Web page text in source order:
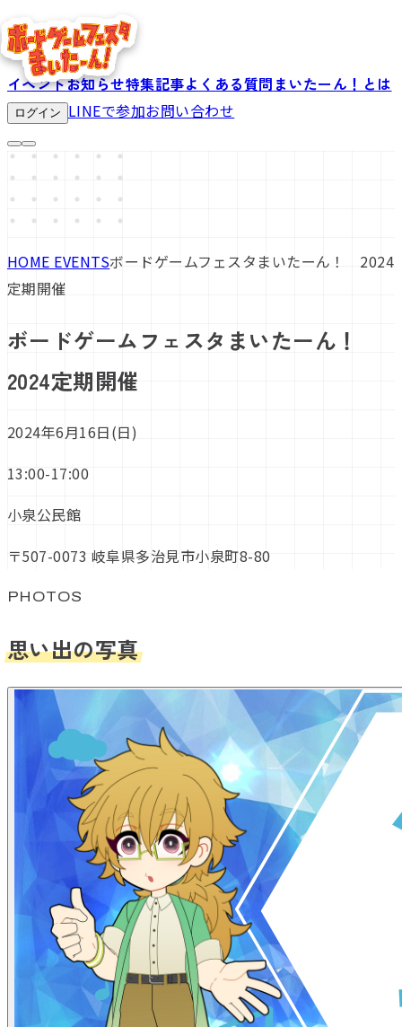
イベントお知らせ特集記事よくある質問 まいたーん！とは
ログイン LINEで参加お問い合わせ
HOME EVENTSボードゲームフェスタまいたーん！ 2024
定期開催
ボードゲームフェスタまいたーん！
2024定期開催
2024年6月16日(日)
13:00-17:00
小泉公民館
〒507-0073 岐阜県多治見市小泉町8-80
PHOTOS
思い出の写真